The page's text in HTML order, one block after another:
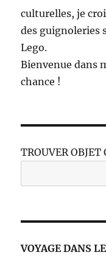
culturelles, je
des guignoleries
Lego.
Bienvenue dans
chance !
TROUVER OBJET
VOYAGE DANS